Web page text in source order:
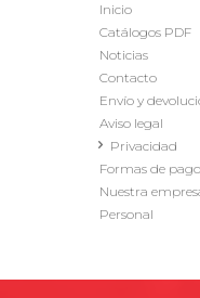
Inicio
Catálogos PDF
Noticias
Contacto
Envío y
Aviso legal
Privacidad
Formas de pago
Nuestra
Personal